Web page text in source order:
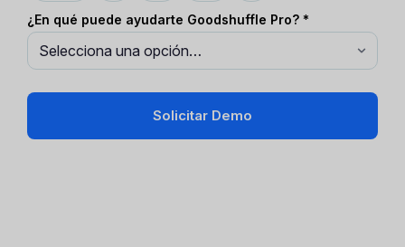
¿En qué puede ayudarte Goodshuffle Pro? *
Solicitar Demo